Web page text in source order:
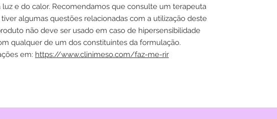
luz e do calor. Recomendamos que consulte um terapeuta
algumas questões relacionadas com a utilização deste
não deve ser usado em caso de hipersensibilidade
qualquer de um dos constituintes da formulação.
em: https://www.clinimeso.com/faz-me-rir